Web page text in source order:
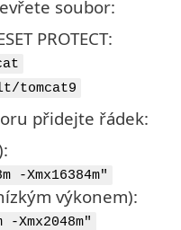
soubor:
PROTECT:
tomcat9
přidejte řádek:
-Xmx16384m"
výkonem):
-Xmx2048m"